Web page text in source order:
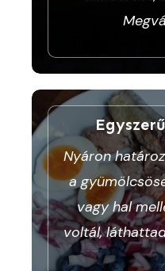
Nyáron
a
vagy hal
voltál,